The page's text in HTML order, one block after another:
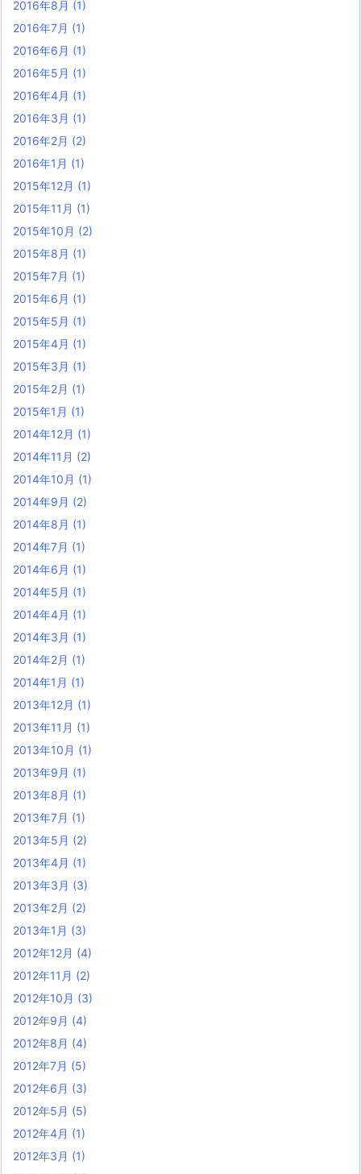
2016年8月 (1)
2016年7月 (1)
2016年6月 (1)
2016年5月 (1)
2016年4月 (1)
2016年3月 (1)
2016年2月 (2)
2016年1月 (1)
2015年12月 (1)
2015年11月 (1)
2015年10月 (2)
2015年8月 (1)
2015年7月 (1)
2015年6月 (1)
2015年5月 (1)
2015年4月 (1)
2015年3月 (1)
2015年2月 (1)
2015年1月 (1)
2014年12月 (1)
2014年11月 (2)
2014年10月 (1)
2014年9月 (2)
2014年8月 (1)
2014年7月 (1)
2014年6月 (1)
2014年5月 (1)
2014年4月 (1)
2014年3月 (1)
2014年2月 (1)
2014年1月 (1)
2013年12月 (1)
2013年11月 (1)
2013年10月 (1)
2013年9月 (1)
2013年8月 (1)
2013年7月 (1)
2013年5月 (2)
2013年4月 (1)
2013年3月 (3)
2013年2月 (2)
2013年1月 (3)
2012年12月 (4)
2012年11月 (2)
2012年10月 (3)
2012年9月 (4)
2012年8月 (4)
2012年7月 (5)
2012年6月 (3)
2012年5月 (5)
2012年4月 (1)
2012年3月 (1)